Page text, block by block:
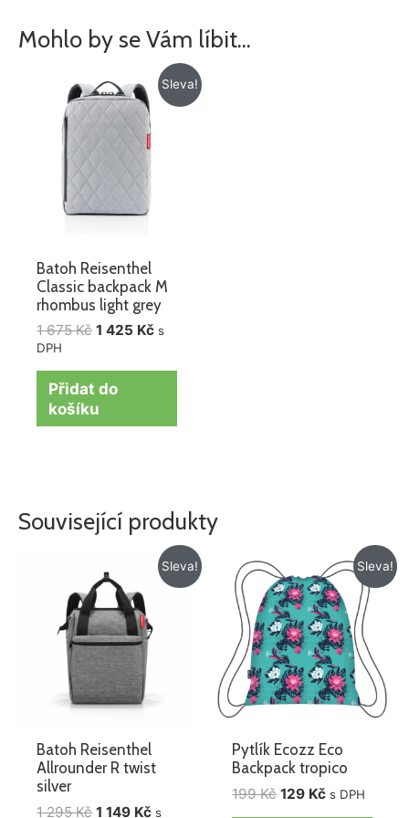
Mohlo by se Vám líbit…
Sleva!
Batoh Reisenthel
Classic backpack M
rhombus light grey
1 675Kč
Původní
cena
byla:
675 Kč.
1 425 Kč
Aktuální
cena
s
DPH
Přidat do
košíku
Související produkty
Sleva!
Batoh Reisenthel
Allrounder R twist
silver
1 295Kč
cena
byla:
1
295 Kč.
1 149 Kč
Aktuální
cena
149 Kč.
s
Sleva!
Pytlík Ecozz Eco
Backpack tropico
199Kč
Původní
cena
byla:
199 Kč.
129 Kč
Aktuální
cena
je:
129 Kč.
s DPH